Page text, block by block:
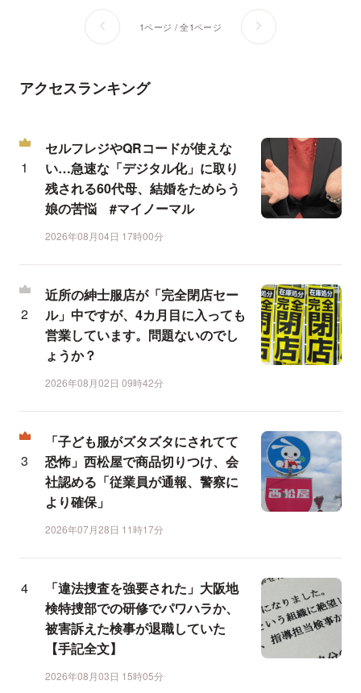
1ページ / 全1ページ
アクセスランキング
セルフレジやQRコードが使えな
い…急速な「デジタル化」に取り
残される60代母、結婚をためらう
娘の苦悩 #マイノーマル
2026年08月04日 17時00分
近所の紳士服店が「完全閉店セー
ル」中ですが、4カ月目に入っても
営業しています。問題ないのでし
ょうか？
2026年08月02日 09時42分
「子ども服がズタズタにされてて
恐怖」西松屋で商品切りつけ、会
社認める「従業員が通報、警察に
より確保」
2026年07月28日 11時17分
「違法捜査を強要された」大阪地
検特捜部での研修でパワハラか、
被害訴えた検事が退職していた
【手記全文】
2026年08月03日 15時05分